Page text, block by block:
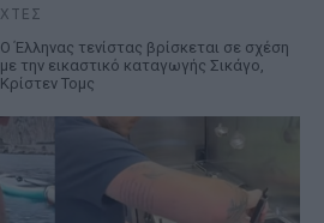
ΧΤΕΣ
Ο Έλληνας τενίστας βρίσκεται σε σχέση
με την εικαστικό καταγωγής Σικάγο,
Κρίστεν Τομς